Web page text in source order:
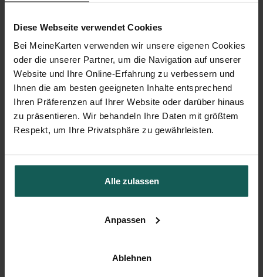
Diese Webseite verwendet Cookies
Bei MeineKarten verwenden wir unsere eigenen Cookies
oder die unserer Partner, um die Navigation auf unserer
Website und Ihre Online-Erfahrung zu verbessern und
Ihnen die am besten geeigneten Inhalte entsprechend
Ihren Präferenzen auf Ihrer Website oder darüber hinaus
zu präsentieren. Wir behandeln Ihre Daten mit größtem
Respekt, um Ihre Privatsphäre zu gewährleisten.
Alle zulassen
Anpassen
Ablehnen
Willkommensschild Kommunion